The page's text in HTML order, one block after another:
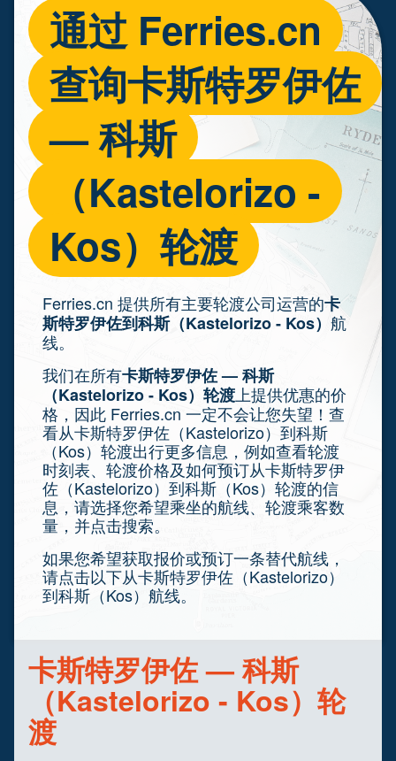
通过 Ferries.cn
查询卡斯特罗伊佐
— 科斯
（Kastelorizo -
Kos）轮渡
Ferries.cn 提供所有主要轮渡公司运营的卡
斯特罗伊佐到科斯（Kastelorizo - Kos） 航
线。
我们在所有卡斯特罗伊佐 — 科斯
（Kastelorizo - Kos）轮渡 上提供优惠的价
格，因此 Ferries.cn 一定不会让您失望！查
看从卡斯特罗伊佐（Kastelorizo）到科斯
（Kos）轮渡出行更多信息，例如查看轮渡
时刻表、轮渡价格及如何预订从卡斯特罗伊
佐（Kastelorizo）到科斯（Kos）轮渡的信
息，请选择您希望乘坐的航线、轮渡乘客数
量，并点击搜索。
如果您希望获取报价或预订一条替代航线，
请点击以下从卡斯特罗伊佐（Kastelorizo）
到科斯（Kos）航线。
卡斯特罗伊佐 — 科斯
（Kastelorizo - Kos）轮
渡